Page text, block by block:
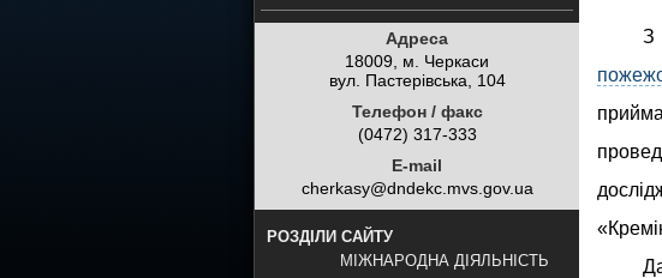
Адреса
18009, м. Черкаси
вул. Пастерівська, 104
Телефон / факс
(0472) 317-333
E-mail
cherkasy@dndekc.mvs.gov.ua
РОЗДІЛИ САЙТУ
МІЖНАРОДНА ДІЯЛЬНІСТЬ
З